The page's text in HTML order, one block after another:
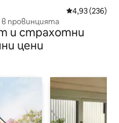
Средна
4,93 (236)
в провинцията
и страхотни
цени